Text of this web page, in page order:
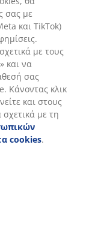
είναι η
κυρίως
πολύ χώρο και
να επιτρέπουν
λίγο ή πολύ.
λίγο φως να
για το
σας με
και TikTok)
με τους
και να
σας
Κάνοντας κλικ
και στους
με τη
cookies.